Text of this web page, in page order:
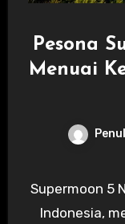
Pesona
Menuai
Supermoon 5 November memukau masyarakat
Indonesia,